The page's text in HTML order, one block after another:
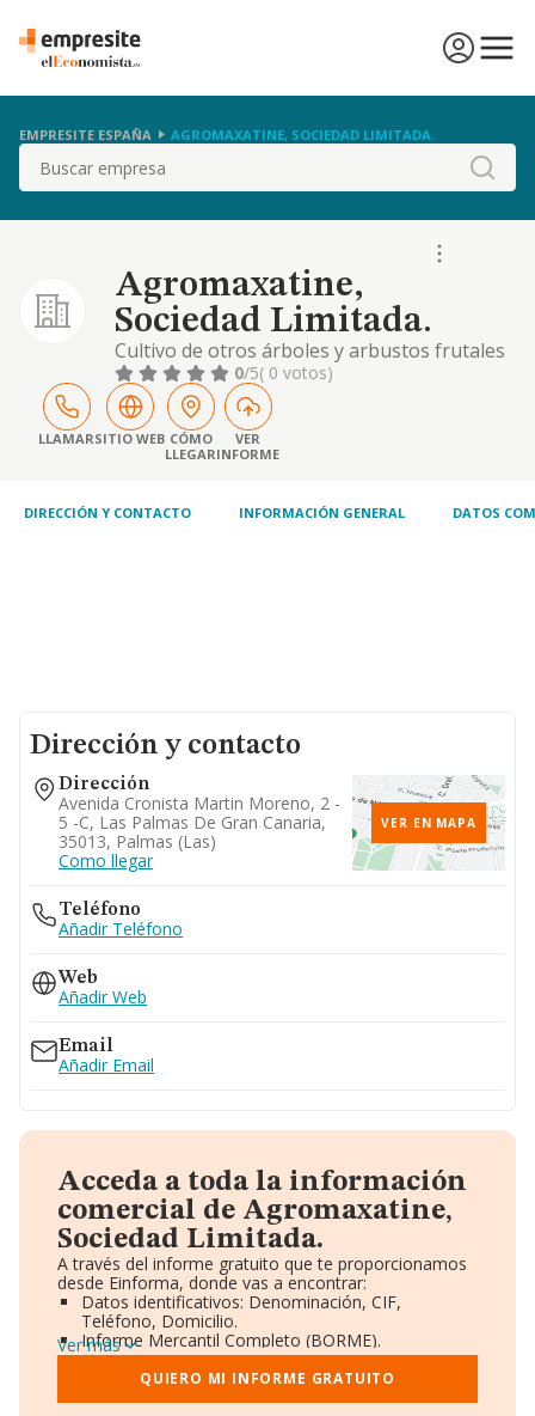
EMPRESITE ESPAÑA AGROMAXATINE, SOCIEDAD LIMITADA.
Buscar
Agromaxatine,
Sociedad Limitada.
Cultivo de otros árboles y arbustos frutales
y frutos secos. comercialización, distribución,
compra y venta de frutas y verduras y los
produtos manufacturados que se deriven de
ello. apicultura y producción de miel y cera
de abeja, así como su comercialización,
0/5( 0 votos)
LLAMARSITIO WEB CÓMO
LLEGAR
VER
INFORME
DIRECCIÓN Y CONTACTO INFORMACIÓN GENERAL DATOS
Dirección y contacto
Dirección
Avenida Cronista Martin Moreno, 2 -
5 -c, Las Palmas De Gran Canaria,
35013, Palmas (las)
Como llegar
VER EN MAPA
Teléfono
Añadir Teléfono
Web
Añadir Web
Email
Añadir Email
Acceda a toda la información
comercial de Agromaxatine,
Sociedad Limitada.
A través del informe gratuito que te proporcionamos
desde Einforma, donde vas a encontrar:
Datos identificativos: Denominación, CIF,
Teléfono, Domicilio.
Informe Mercantil Completo (BORME).
Gráficos de Evolución Ventas y Empleados.
Consejo de Administración y Administradores.
Directivos y Ejecutivos.
Ver más
QUIERO MI INFORME GRATUITO